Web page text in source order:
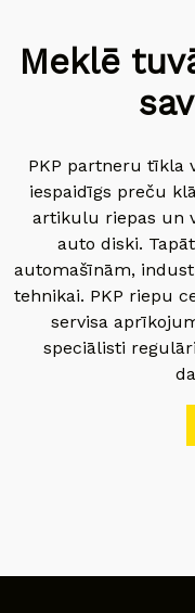
Meklē
PKP partneru tīkla
iespaidīgs preču
artikulu riepas un
auto diski.
automašīnām,
tehnikai. PKP riepu
servisa
speciālisti